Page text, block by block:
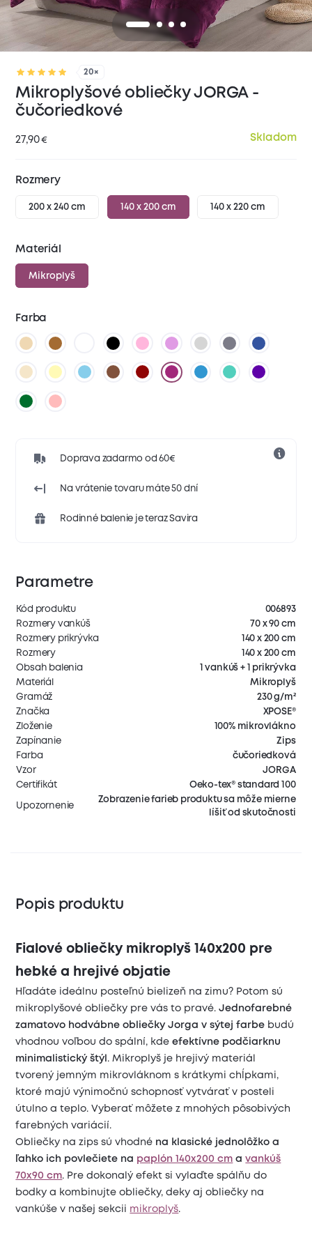
20×
Mikroplyšové obliečky JORGA -
čučoriedkové
27,90€ Skladom
Rozmery
200 x 240 cm 140 x 200 cm 140 x 220 cm
Materiál
Mikroplyš
Farba
Doprava zadarmo od 60€
Na vrátenie tovaru máte 50 dní
Rodinné balenie je teraz Savira
Parametre
Kód produktu
006893
Rozmery vankúš
70 x 90 cm
Rozmery prikrývka
140 x 200 cm
Rozmery
140 x 200 cm
Obsah balenia
1 vankúš + 1 prikrývka
Materiál
Mikroplyš
Gramáž
230 g/m²
Značka
XPOSE®
Zloženie
100% mikrovlákno
Zapínanie
Zips
Farba
čučoriedková
Vzor
JORGA
Certifikát
Oeko-tex® standard 100
Upozornenie
Zobrazenie farieb produktu sa môže mierne
líšiť od skutočnosti
Popis produktu
Fialové obliečky mikroplyš 140x200 pre
hebké a hrejivé objatie
Hľadáte ideálnu posteľnú bielizeň na zimu? Potom sú
mikroplyšové obliečky pre vás to pravé.Jednofarebné
zamatovo hodvábne obliečky Jorga v sýtej farbe budú
vhodnou voľbou do spální, kdeefektívne podčiarknu
minimalistický štýl . Mikroplyš je hrejivý materiál
tvorený jemným mikrovláknom s krátkymi chĺpkami,
ktoré majú výnimočnú schopnosť vytvárať v posteli
útulno a teplo. Vyberať môžete z mnohých pôsobivých
farebných variácií.
Obliečky na zips sú vhodné na klasické jednolôžko a
ľahko ich povlečiete na paplón 140x200 cm avankúš
70x90 cm. Pre dokonalý efekt si vylaďte spálňu do
bodky a kombinujte obliečky, deky aj obliečky na
vankúše v našej sekcii mikroplyš.